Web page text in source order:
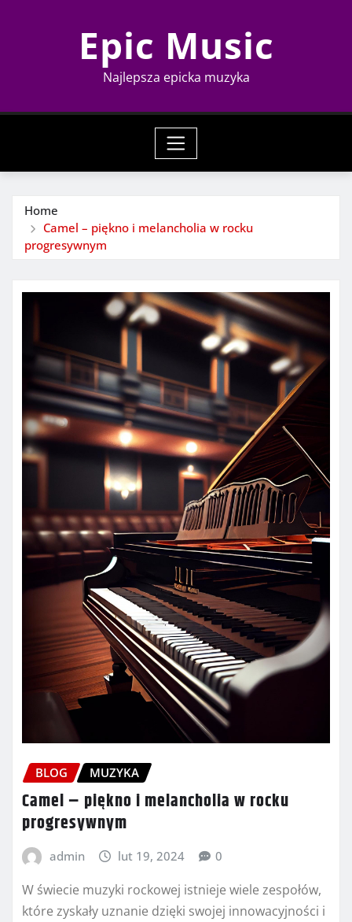
Epic Music
Najlepsza epicka muzyka
Home
Camel – piękno i melancholia w rocku
progresywnym
BLOG MUZYKA
Camel – piękno i melancholia w rocku
progresywnym
admin lut 19, 2024 0
W świecie muzyki rockowej istnieje wiele zespołów,
które zyskały uznanie dzięki swojej innowacyjności i